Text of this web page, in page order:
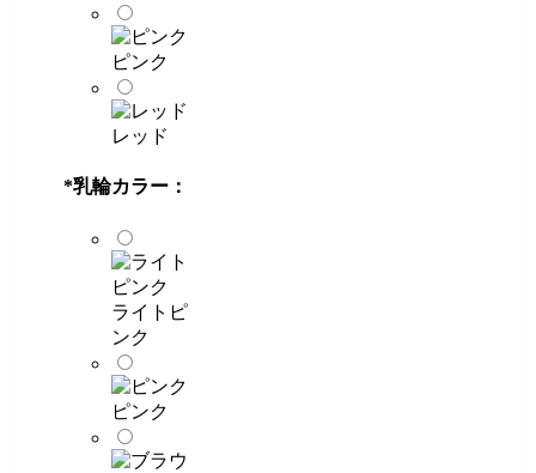
ピンク
レッド
*乳輪カラー：
ライトピ
ンク
ピンク